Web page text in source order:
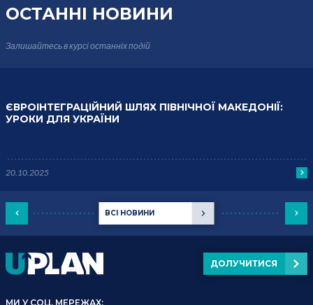
ОСТАННІ НОВИНИ
Залишайтесь в курсіостанніх подій
ВСІ НОВИНИ
ЄВРОІНТЕГРАЦІЙНИЙ ШЛЯХ ПІВНІЧНОЇ МАКЕДОНІЇ:
УРОКИ ДЛЯ УКРАЇНИ
20.10.2025
МИ У СОЦ. МЕРЕЖАХ:
ДОЛУЧИТИСЯ